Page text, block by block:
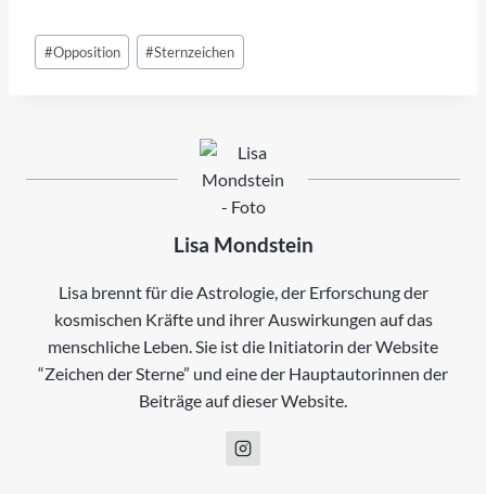
Schlagworte:
#Opposition #Sternzeichen
Lisa Mondstein
Lisa brennt für die Astrologie, der Erforschung der
kosmischen Kräfte und ihrer Auswirkungen auf das
menschliche Leben. Sie ist die Initiatorin der Website
“Zeichen der Sterne” und eine der Hauptautorinnen der
Beiträge auf dieser Website.